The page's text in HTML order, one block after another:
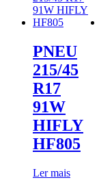
PNEU
215/45
R17
91W
HIFLY
HF805
Ler mais